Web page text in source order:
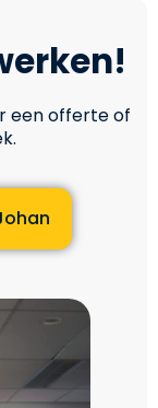
een offerte of